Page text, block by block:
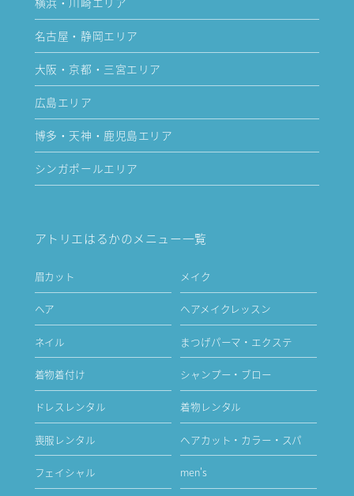
名古屋・静岡エリア
大阪・京都・三宮エリア
広島エリア
博多・天神・鹿児島エリア
シンガポールエリア
アトリエはるかのメニュー一覧
眉カット メイク
ヘア ヘアメイクレッスン
ネイル まつげパーマ・エクステ
着物着付け シャンプー・ブロー
ドレスレンタル 着物レンタル
喪服レンタル ヘアカット・カラー・スパ
フェイシャル men's